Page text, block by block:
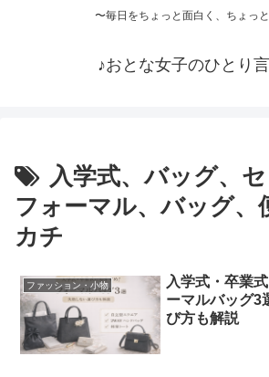
〜毎日をちょっと面白く、ちょっ
♪おとな女子のひとり
入学式、バッグ、セ
フォーマル、バッグ、
カチ
ファッション・小物
入学式・卒業
ーマルバッグ3
び方も解説